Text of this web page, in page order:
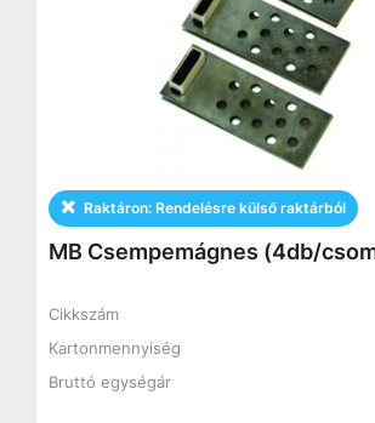
Raktáron: Rendelésre külső raktárból
MB Csempemágnes (4db/
Cikkszám
Kartonmennyiség
Bruttó egységár